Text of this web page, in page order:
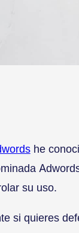
he
su uso.
si quieres